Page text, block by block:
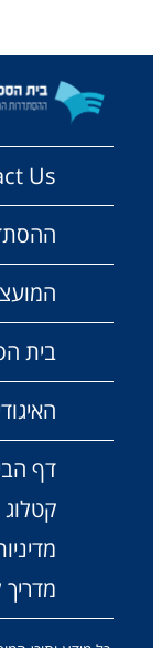
Us
בית
דף
קטלוג